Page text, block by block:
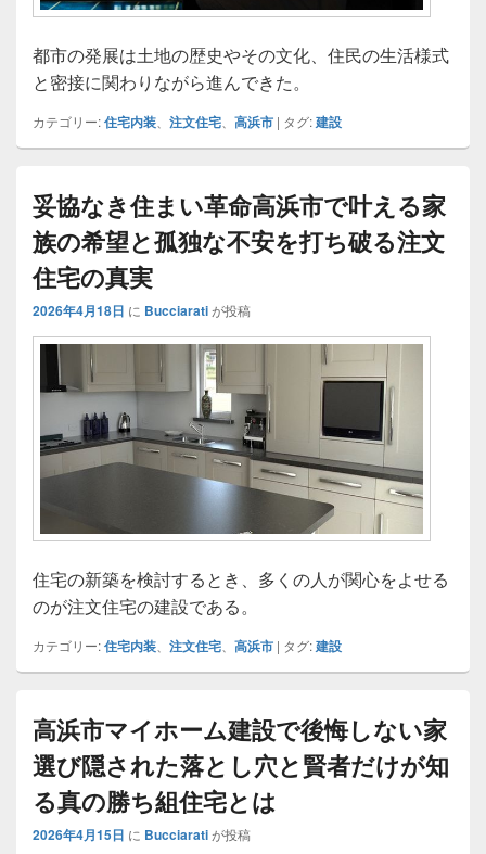
都市の発展は土地の歴史やその文化、住民の生活様式
と密接に関わりながら進んできた。
カテゴリー:住宅内装 注文住宅 高浜市 | タグ:建設
妥協なき住まい革命高浜市で叶える家
族の希望と孤独な不安を打ち破る注文
住宅の真実
2026年4月18日 に Bucciaratiが投稿
住宅の新築を検討するとき、多くの人が関心をよせる
のが注文住宅の建設である。
カテゴリー:住宅内装 注文住宅 高浜市 | タグ:建設
高浜市マイホーム建設で後悔しない家
選び隠された落とし穴と賢者だけが知
る真の勝ち組住宅とは
2026年4月15日 に Bucciaratiが投稿